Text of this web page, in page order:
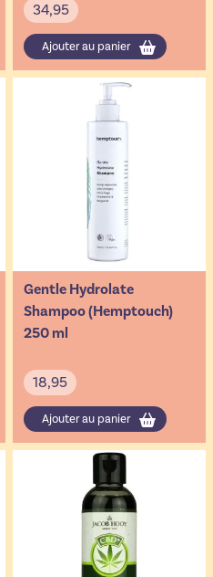
34,95
Ajouter au panier
Gentle Hydrolate
Shampoo (Hemptouch)
250 ml
18,95
Ajouter au panier